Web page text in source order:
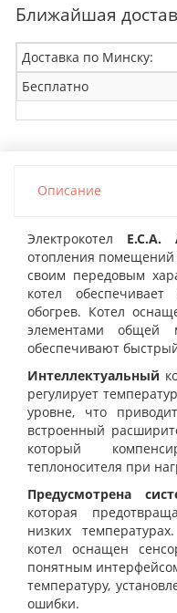
Ближайшая
Доставка по Минску:
Бесплатно
Описание
Электрокотел E.C.A.
отопления
своим передовым
котел
обогрев. Котел
элементами общей
обеспечивают
Интеллектуальный
регулирует
уровне, что
встроенный
который
теплоносителя при
Предусмотрена
которая
низких
котел оснащен
понятным
температуру,
ошибки.